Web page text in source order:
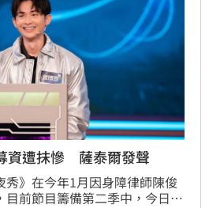
資遭抹慘 薩泰爾發聲
秀》在今年1月因身障律師陳俊
前節目籌備第二季中，今日周